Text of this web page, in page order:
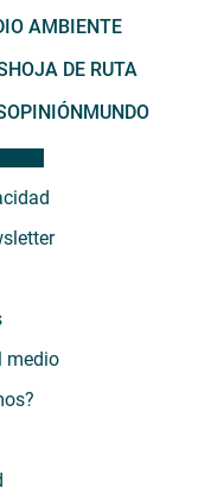
AMBIENTE
HOJA DE RUTA
OPINIÓNMUNDO
medio